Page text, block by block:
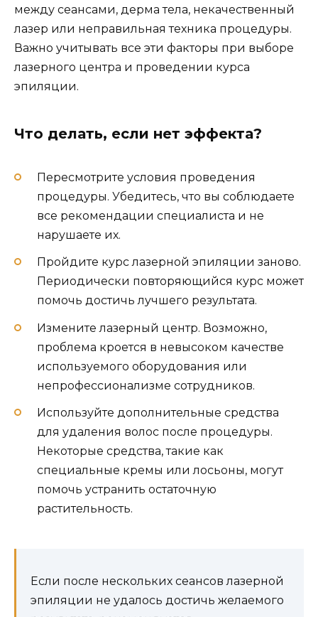
между сеансами, дерма тела, некачественный
лазер или неправильная техника процедуры.
Важно учитывать все эти факторы при выборе
лазерного центра и проведении курса
эпиляции.
Что делать, если нет эффекта?
Пересмотрите условия проведения
процедуры. Убедитесь, что вы соблюдаете
все рекомендации специалиста и не
нарушаете их.
Пройдите курс лазерной эпиляции заново.
Периодически повторяющийся курс может
помочь достичь лучшего результата.
Измените лазерный центр. Возможно,
проблема кроется в невысоком качестве
используемого оборудования или
непрофессионализме сотрудников.
Используйте дополнительные средства
для удаления волос после процедуры.
Некоторые средства, такие как
специальные кремы или лосьоны, могут
помочь устранить остаточную
растительность.
Если после нескольких сеансов лазерной
эпиляции не удалось достичь желаемого